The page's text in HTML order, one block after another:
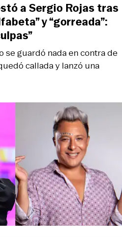
guardó nada en contra de
callada y lanzó una
a Sergio Rojas tras
y “gorreada”: